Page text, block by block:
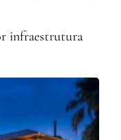
infraestrutura